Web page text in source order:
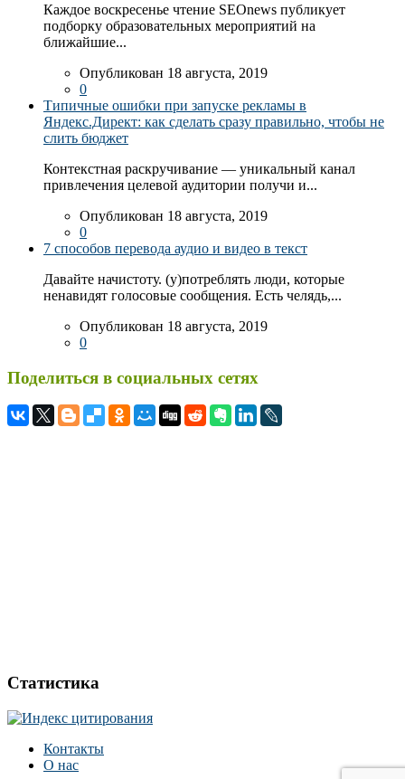
Каждое воскресенье чтение SEOnews публикует
подборку образовательных мероприятий на
ближайшие...
Опубликован 18 августа, 2019
0
Типичные ошибки при запуске рекламы в
Яндекс.Директ: как сделать сразу правильно, чтобы не
слить бюджет
Контекстная раскручивание — уникальный канал
привлечения целевой аудитории получи и...
Опубликован 18 августа, 2019
0
7 способов перевода аудио и видео в текст
Давайте начистоту. (у)потреблять люди, которые
ненавидят голосовые сообщения. Есть челядь,...
Опубликован 18 августа, 2019
0
Поделиться в социальных сетях
Статистика
Контакты
О нас